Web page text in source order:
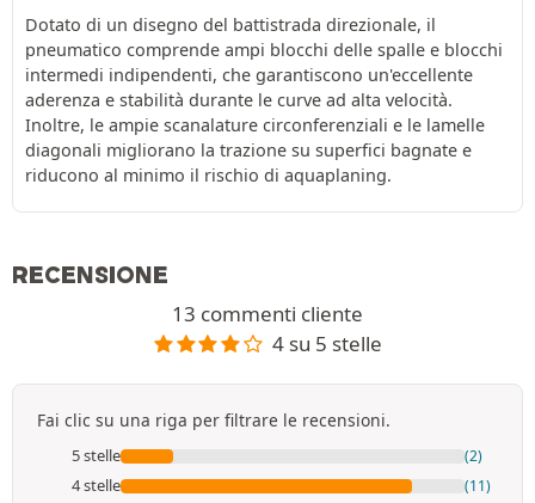
Dotato di un disegno del battistrada direzionale, il
pneumatico comprende ampi blocchi delle spalle e blocchi
intermedi indipendenti, che garantiscono un'eccellente
aderenza e stabilità durante le curve ad alta velocità.
Inoltre, le ampie scanalature circonferenziali e le lamelle
diagonali migliorano la trazione su superfici bagnate e
riducono al minimo il rischio di aquaplaning.
RECENSIONE
13 commenti cliente
4 su 5 stelle
Fai clic su una riga per filtrare le recensioni.
5 stelle (2)
4 stelle (11)